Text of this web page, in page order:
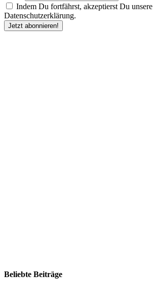
Indem Du fortfährst, akzeptierst Du unsere
Datenschutzerklärung.
Beliebte Beiträge